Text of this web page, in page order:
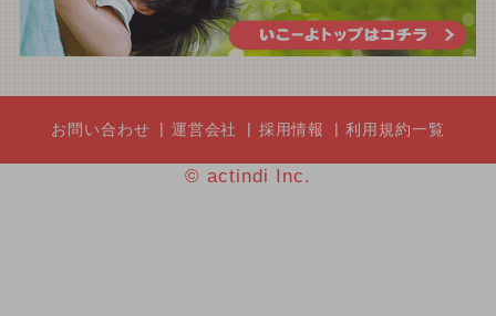
お問い合わせ 運営会社 採用情報 利用規約一覧
© actindi Inc.